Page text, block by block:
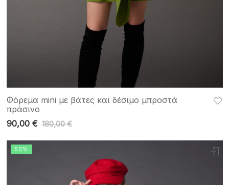
Φόρεμα mini με βάτες και δέσιμο μπροστά
πράσινο
180,00€
90,00 €
50%